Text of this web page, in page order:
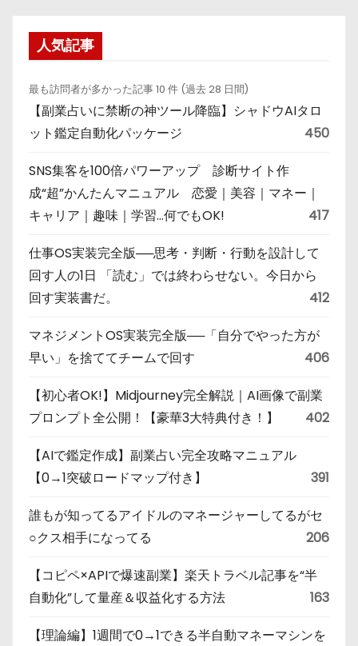
人気記事
最も訪問者が多かった記事 10 件 (過去 28 日間)
【副業占いに禁断の神ツール降臨】シャドウAIタロ
ット鑑定自動化パッケージ
450
SNS集客を100倍パワーアップ 診断サイト作
成“超”かんたんマニュアル 恋愛｜美容｜マネー｜
キャリア｜趣味｜学習…何でもOK!
417
仕事OS実装完全版──思考・判断・行動を設計して
回す人の1日 「読む」では終わらせない。今日から
回す実装書だ。
412
マネジメントOS実装完全版──「自分でやった方が
早い」を捨ててチームで回す
406
【初心者OK!】Midjourney完全解説｜AI画像で副業
プロンプト全公開！【豪華3大特典付き！】
402
【AIで鑑定作成】副業占い完全攻略マニュアル
【0→1突破ロードマップ付き】
391
誰もが知ってるアイドルのマネージャーしてるがセ
○クス相手になってる
206
【コピペ×APIで爆速副業】楽天トラベル記事を“半
自動化”して量産＆収益化する方法
163
【理論編】1週間で0→1できる半自動マネーマシンを